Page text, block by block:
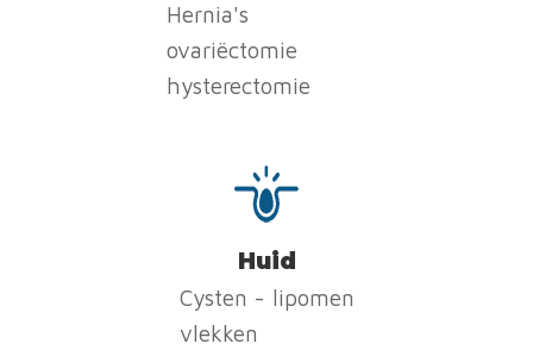
Hernia's
ovariëctomie
hysterectomie
Huid
Cysten - lipomen
vlekken